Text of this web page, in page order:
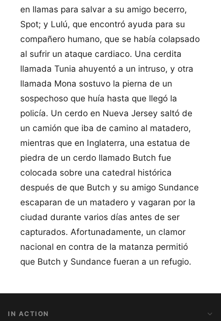
en llamas para salvar a su amigo becerro,
Spot; y Lulú, que encontró ayuda para su
compañero humano, que se habí­a colapsado
al sufrir un ataque cardiaco. Una cerdita
llamada Tunia ahuyentó a un intruso, y otra
llamada Mona sostuvo la pierna de un
sospechoso que huí­a hasta que llegó la
policí­a. Un cerdo en Nueva Jersey saltó de
un camión que iba de camino al matadero,
mientras que en Inglaterra, una estatua de
piedra de un cerdo llamado Butch fue
colocada sobre una catedral histórica
después de que Butch y su amigo Sundance
escaparan de un matadero y vagaran por la
ciudad durante varios dí­as antes de ser
capturados. Afortunadamente, un clamor
nacional en contra de la matanza permitió
que Butch y Sundance fueran a un refugio.
IN ACTION